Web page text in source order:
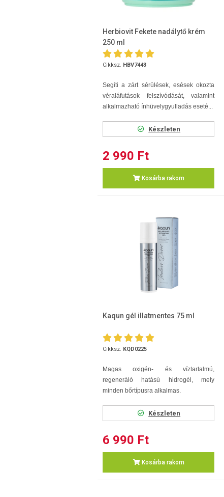
Herbiovit Fekete nadálytő krém
250 ml
Cikksz. HBV7443
Segíti a zárt sérülések, esések okozta
véraláfutások felszívódását, valamint
alkalmazható ínhüvelygyulladás eseté...
Készleten
2 990 Ft
Kosárba rakom
Kaqun gél illatmentes 75 ml
Cikksz. KQD0225
Magas oxigén- és víztartalmú,
regeneráló hatású hidrogél, mely
minden bőrtípusra alkalmas.
Készleten
6 990 Ft
Kosárba rakom